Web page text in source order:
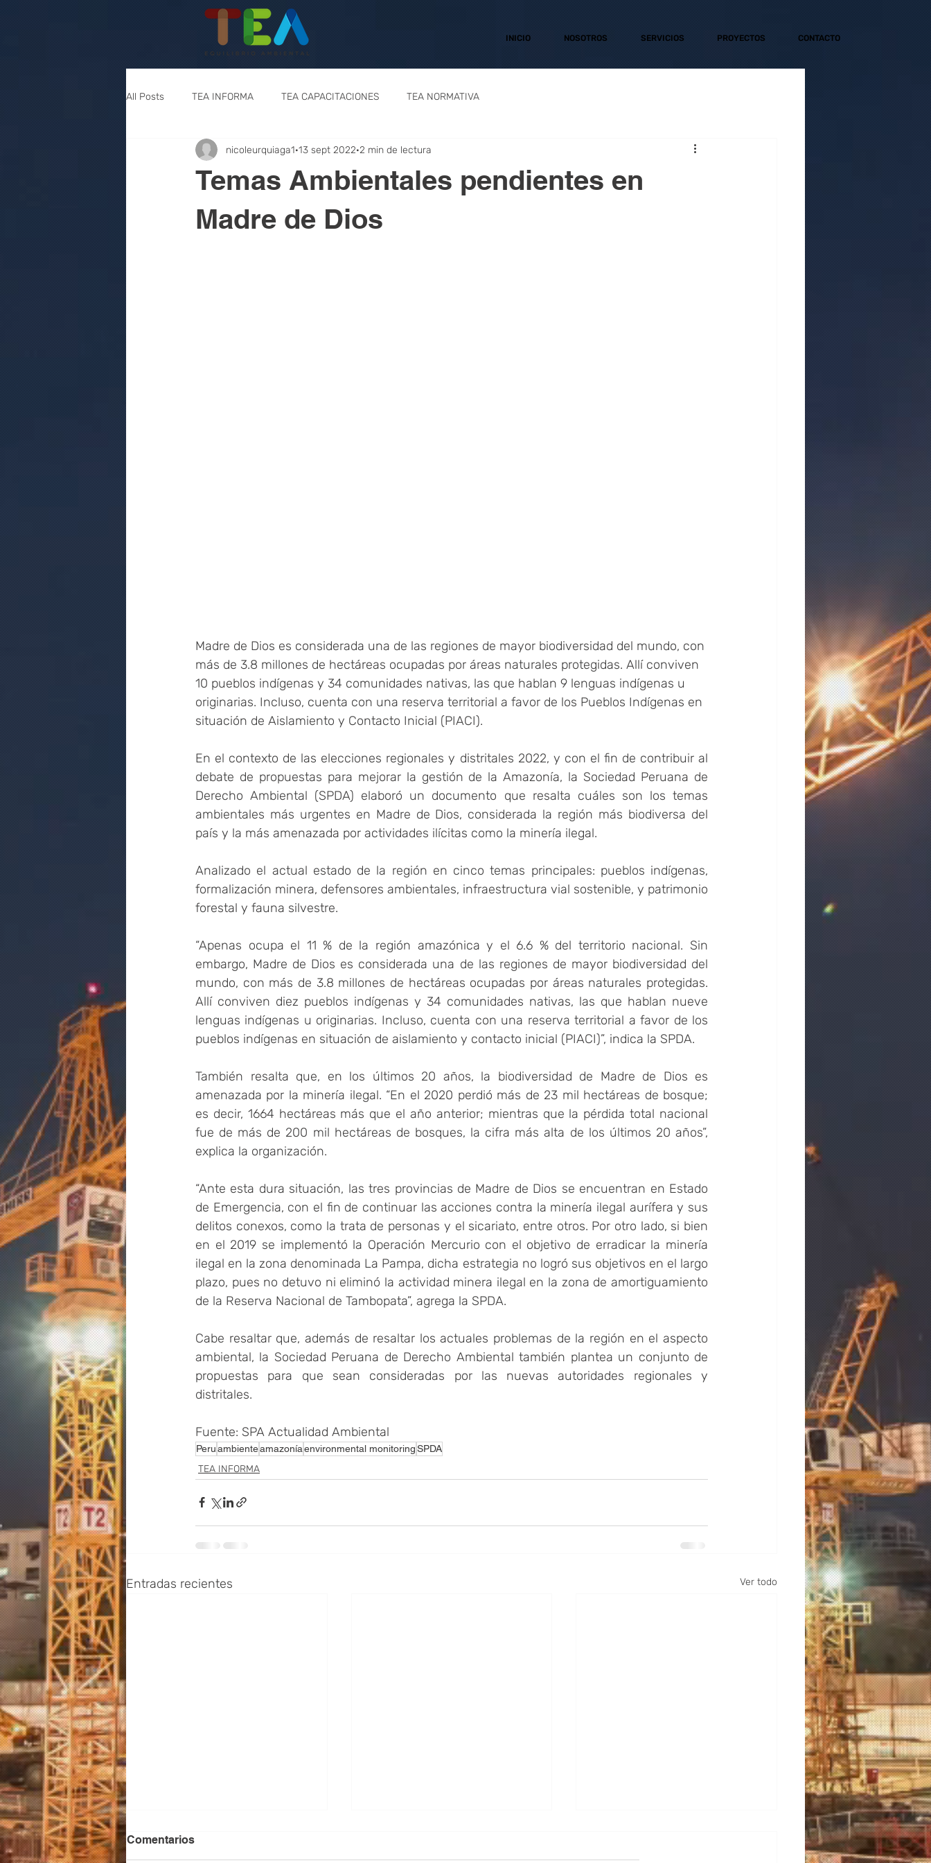
INICIO NOSOTROS SERVICIOS PROYECTOS CONTACTO
All Posts TEA INFORMA TEA CAPACITACIONES TEA NORMATIVA
Temas Ambientales pendientes en
Madre de Dios
nicoleurquiaga1 13 sept 2022 2 min de lectura
Madre de Dios es considerada una de las regiones de mayor biodiversidad del mundo, con
más de 3.8 millones de hectáreas ocupadas por áreas naturales protegidas. Allí conviven
10 pueblos indígenas y 34 comunidades nativas, las que hablan 9 lenguas indígenas u
originarias. Incluso, cuenta con una reserva territorial a favor de los Pueblos Indígenas en
situación de Aislamiento y Contacto Inicial (PIACI).
En el contexto de las elecciones regionales y distritales 2022, y con el fin de contribuir al
debate de propuestas para mejorar la gestión de la Amazonía, la Sociedad Peruana de
Derecho Ambiental (SPDA) elaboró un documento que resalta cuáles son los temas
ambientales más urgentes en Madre de Dios, considerada la región más biodiversa del
país y la más amenazada por actividades ilícitas como la minería ilegal.
Analizado el actual estado de la región en cinco temas principales: pueblos indígenas,
formalización minera, defensores ambientales, infraestructura vial sostenible, y patrimonio
forestal y fauna silvestre.
“Apenas ocupa el 11 % de la región amazónica y el 6.6 % del territorio nacional. Sin
embargo, Madre de Dios es considerada una de las regiones de mayor biodiversidad del
mundo, con más de 3.8 millones de hectáreas ocupadas por áreas naturales protegidas.
Allí conviven diez pueblos indígenas y 34 comunidades nativas, las que hablan nueve
lenguas indígenas u originarias. Incluso, cuenta con una reserva territorial a favor de los
pueblos indígenas en situación de aislamiento y contacto inicial (PIACI)”, indica la SPDA.
También resalta que, en los últimos 20 años, la biodiversidad de Madre de Dios es
amenazada por la minería ilegal. “En el 2020 perdió más de 23 mil hectáreas de bosque;
es decir, 1664 hectáreas más que el año anterior; mientras que la pérdida total nacional
fue de más de 200 mil hectáreas de bosques, la cifra más alta de los últimos 20 años”,
explica la organización.
“Ante esta dura situación, las tres provincias de Madre de Dios se encuentran en Estado
de Emergencia, con el fin de continuar las acciones contra la minería ilegal aurífera y sus
delitos conexos, como la trata de personas y el sicariato, entre otros. Por otro lado, si bien
en el 2019 se implementó la Operación Mercurio con el objetivo de erradicar la minería
ilegal en la zona denominada La Pampa, dicha estrategia no logró sus objetivos en el largo
plazo, pues no detuvo ni eliminó la actividad minera ilegal en la zona de amortiguamiento
de la Reserva Nacional de Tambopata”, agrega la SPDA.
Cabe resaltar que, además de resaltar los actuales problemas de la región en el aspecto
ambiental, la Sociedad Peruana de Derecho Ambiental también plantea un conjunto de
propuestas para que sean consideradas por las nuevas autoridades regionales y
distritales.
Fuente: SPA Actualidad Ambiental
Peruambienteamazoníaenvironmental monitoringSPDA
TEA INFORMA
Entradas recientes Ver todo
Comentarios